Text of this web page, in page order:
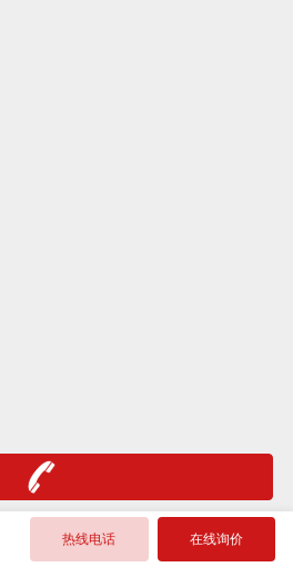
热线电话 在线询价